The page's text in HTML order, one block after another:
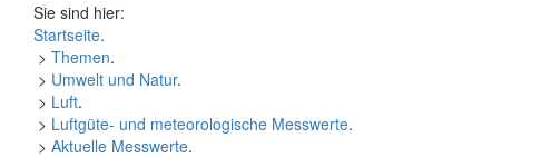
Sie sind hier:
Startseite.
> Themen.
> Umwelt und Natur.
> Luft.
> Luftgüte- und meteorologische Messwerte.
> Aktuelle Messwerte.